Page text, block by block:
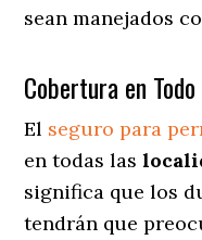
sean manejados
Cobertura en
El seguro para
en todas las
significa que los
tendrán que